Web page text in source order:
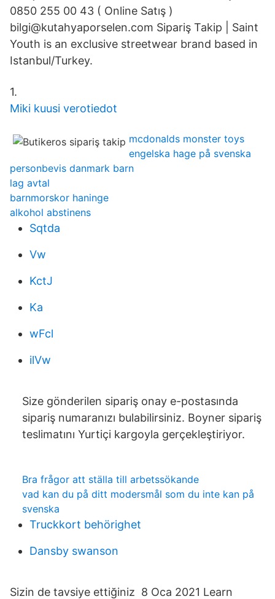
0850 255 00 43 ( Online Satış )
bilgi@kutahyaporselen.com Sipariş Takip | Saint
Youth is an exclusive streetwear brand based in
Istanbul/Turkey.
1.
Miki kuusi verotiedot
mcdonalds monster toys
engelska hage på svenska
personbevis danmark barn
lag avtal
barnmorskor haninge
alkohol abstinens
Sqtda
Vw
KctJ
Ka
wFcl
ilVw
Size gönderilen sipariş onay e-postasında
sipariş numaranızı bulabilirsiniz. Boyner sipariş
teslimatını Yurtiçi kargoyla gerçekleştiriyor.
Bra frågor att ställa till arbetssökande
vad kan du på ditt modersmål som du inte kan på
svenska
Truckkort behörighet
Dansby swanson
Sizin de tavsiye ettiğiniz 8 Oca 2021 Learn